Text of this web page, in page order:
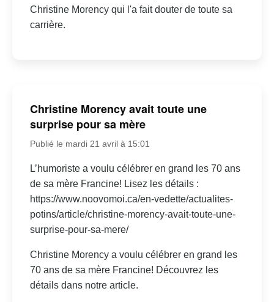
Christine Morency qui l'a fait douter de toute sa
carrière.
Christine Morency avait toute une
surprise pour sa mère
Publié le mardi 21 avril à 15:01
L’humoriste a voulu célébrer en grand les 70 ans
de sa mère Francine! Lisez les détails :
https://www.noovomoi.ca/en-vedette/actualites-
potins/article/christine-morency-avait-toute-une-
surprise-pour-sa-mere/
Christine Morency a voulu célébrer en grand les
70 ans de sa mère Francine! Découvrez les
détails dans notre article.